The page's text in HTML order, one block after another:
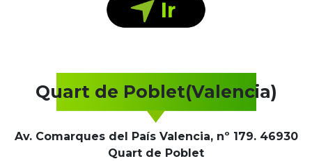
Quart de Poblet(Valencia)
Av. Comarques del País Valencia, nº 179. 46930
Quart de Poblet